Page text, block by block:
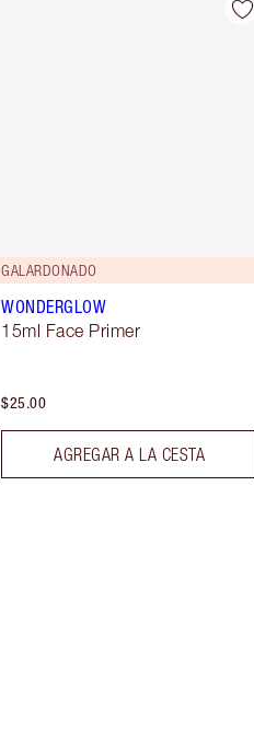
Artículo 4 de 91
GALARDONADO
WONDERGLOW
15ml Face Primer
$25.00
AGREGAR A LA CESTA